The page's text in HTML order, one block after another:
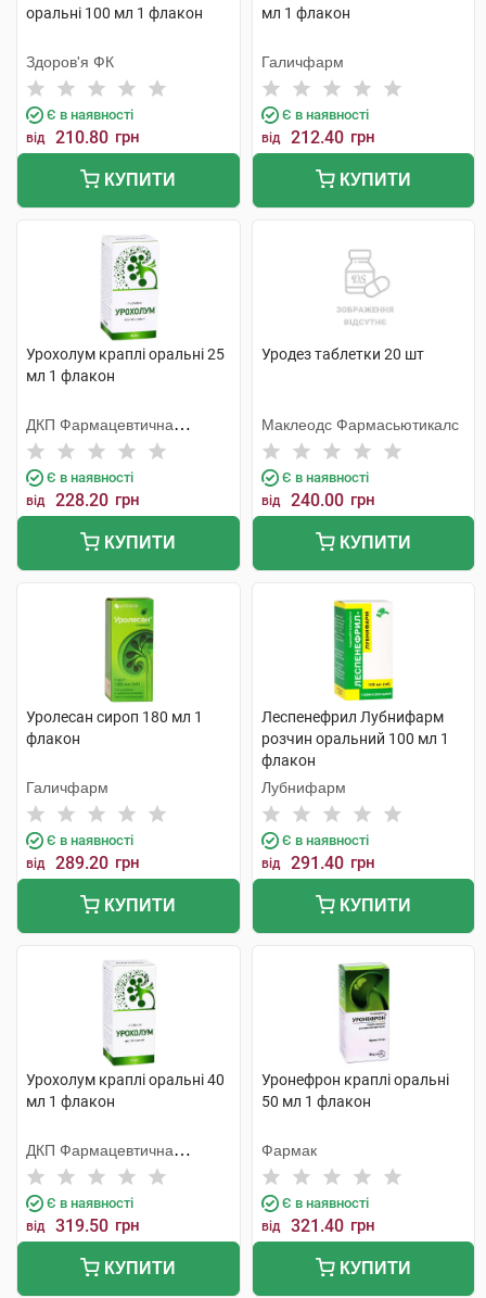
оральні 100 мл 1 флакон
Здоров'я ФК
Є в наявності
від 210.80 грн
КУПИТИ
мл 1 флакон
Галичфарм
Є в наявності
від 212.40 грн
КУПИТИ
Урохолум краплі оральні 25
мл 1 флакон
ДКП Фармацевтична
фабрика
Є в наявності
від 228.20 грн
КУПИТИ
Уродез таблетки 20 шт
Маклеодс Фармасьютикалс
Є в наявності
від 240.00 грн
КУПИТИ
Уролесан сироп 180 мл 1
флакон
Галичфарм
Є в наявності
від 289.20 грн
КУПИТИ
Леспенефрил Лубнифарм
розчин оральний 100 мл 1
флакон
Лубнифарм
Є в наявності
від 291.40 грн
КУПИТИ
Урохолум краплі оральні 40
мл 1 флакон
ДКП Фармацевтична
фабрика
Є в наявності
від 319.50 грн
КУПИТИ
Уронефрон краплі оральні
50 мл 1 флакон
Фармак
Є в наявності
від 321.40 грн
КУПИТИ